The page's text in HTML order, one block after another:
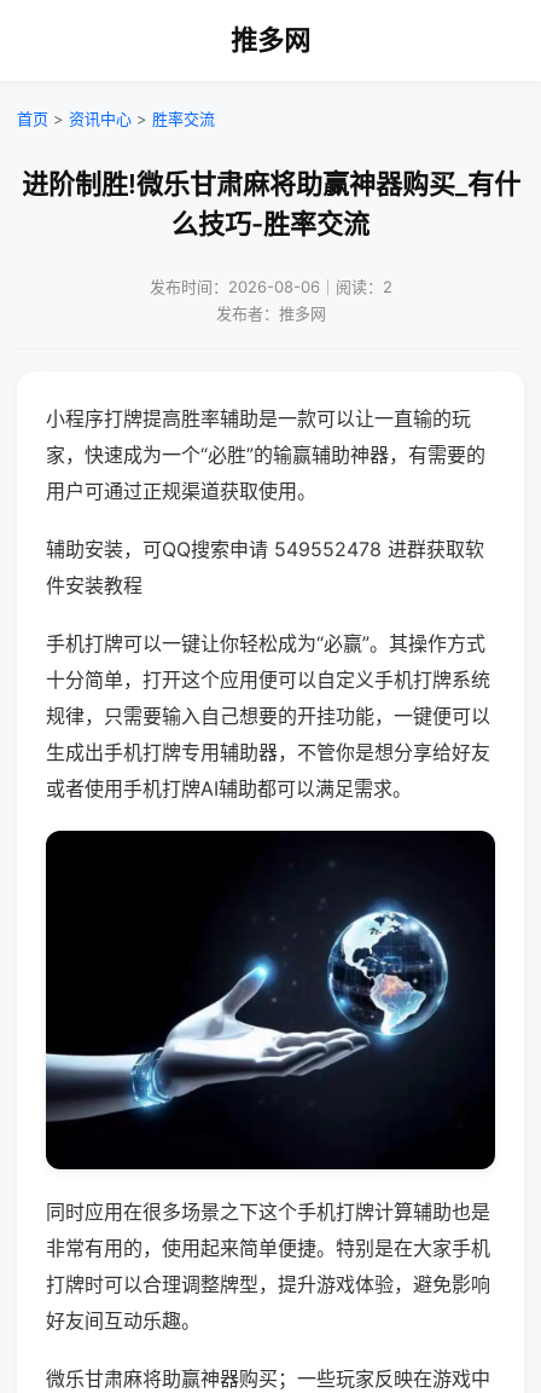
推多网
首页 > 资讯中心 > 胜率交流
进阶制胜!微乐甘肃麻将助赢神器购买_有什
么技巧-胜率交流
发布时间：2026-08-06｜阅读：2
发布者：推多网
小程序打牌提高胜率辅助是一款可以让一直输的玩
家，快速成为一个“必胜”的输赢辅助神器，有需要的
用户可通过正规渠道获取使用。
辅助安装，可QQ搜索申请 549552478 进群获取软
件安装教程
手机打牌可以一键让你轻松成为“必赢”。其操作方式
十分简单，打开这个应用便可以自定义手机打牌系统
规律，只需要输入自己想要的开挂功能，一键便可以
生成出手机打牌专用辅助器，不管你是想分享给好友
或者使用手机打牌AI辅助都可以满足需求。
同时应用在很多场景之下这个手机打牌计算辅助也是
非常有用的，使用起来简单便捷。特别是在大家手机
打牌时可以合理调整牌型，提升游戏体验，避免影响
好友间互动乐趣。
微乐甘肃麻将助赢神器购买；一些玩家反映在游戏中